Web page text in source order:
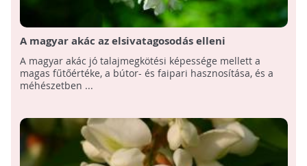
A magyar akác az elsivatagosodás elleni
küzdelemben segít
A magyar akác jó talajmegkötési képessége mellett a
magas fűtőértéke, a bútor- és faipari hasznosítása, és a
méhészetben ...